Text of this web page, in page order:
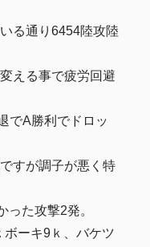
る通り6454陸攻陸
える事で疲労回避
でA勝利でドロッ
すが調子が悪く特
った攻撃2発。
ーキ9ｋ、バケツ